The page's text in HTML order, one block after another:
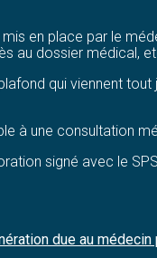
en place par le
au dossier médical,
qui viennent tout
à une consultation
signé avec le
due au médecin